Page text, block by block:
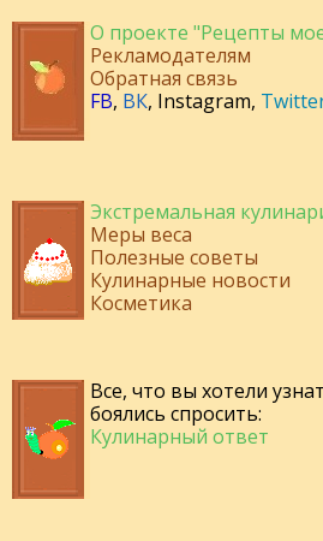
О проекте "Рецепты
Рекламодателям
Обратная связь
FB, ВК, Instagram,
Экстремальная
Меры веса
Полезные советы
Кулинарные новости
Косметика
Все, что вы хотели
боялись спросить:
Кулинарный ответ